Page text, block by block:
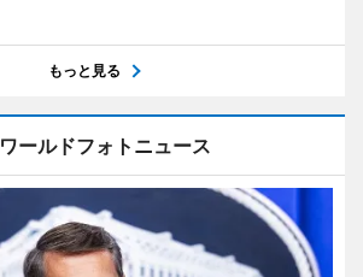
もっと見る
ワールドフォトニュース